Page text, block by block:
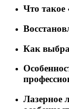
Что такое
Как
Лазерное